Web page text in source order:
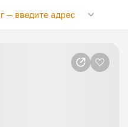
—введите адрес